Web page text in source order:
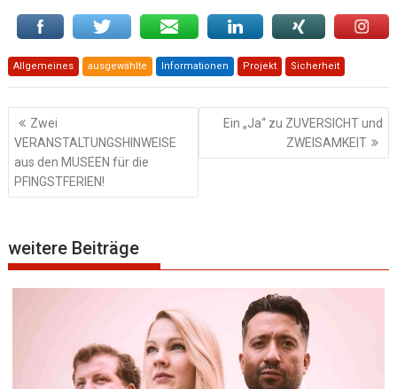
Allgemeines ausgewählte Informationen Projekt Sicherheit
Beitragsnavigation
Zwei
VERANSTALTUNGSHINWEISE
aus den MUSEEN für die
PFINGSTFERIEN!
Ein „Ja“ zu ZUVERSICHT und
ZWEISAMKEIT
weitere Beiträge